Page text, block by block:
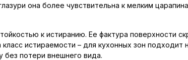
она более чувствительна к мелким
к истиранию. Ее фактура поверхности
истираемости – для кухонных зон
без потери внешнего вида.